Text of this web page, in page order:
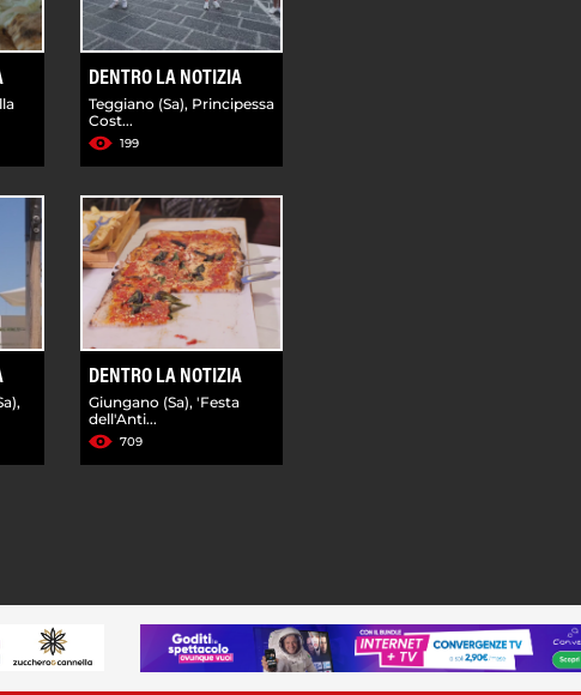
DENTRO LA NOTIZIA
Teggiano (Sa), Principessa
Cost...
199
DENTRO LA NOTIZIA
Giungano (Sa), 'Festa
dell'Anti...
709